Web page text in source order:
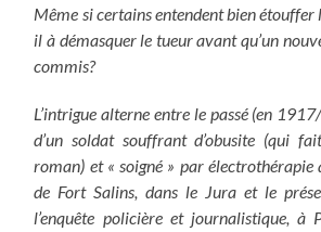
Même si certains entendent bien
il à démasquer le tueur avant qu’un
commis?
L’intrigue alterne entre le passé (en
d’un soldat souffrant d’obusite (qui
roman) et « soigné » par
de Fort Salins, dans le Jura et le
l’enquête policière et journalistique, à